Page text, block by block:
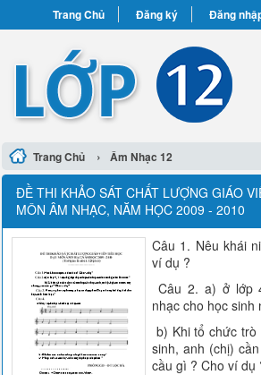
Trang Chủ Đăng ký Đăng
Trang Chủ › Âm Nhạc 12
ĐỀ THI KHẢO SÁT CHẤT LƯỢNG GIÁO
MÔN ÂM NHẠC, NĂM HỌC 2009 - 2010
Câu 1. Nêu khái
ví dụ ?
Câu 2. a) ở lớp
nhạc cho học sinh
b) Khi tổ chức trò
sinh, anh (chị)
cầu gì ? Cho ví dụ